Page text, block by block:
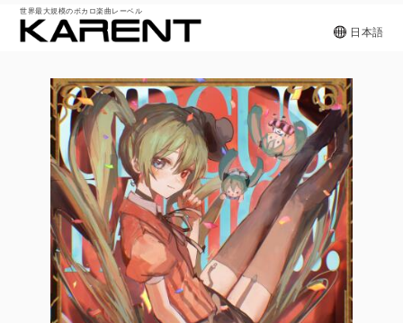
世界最大規模のボカロ楽曲レーベル
日本語